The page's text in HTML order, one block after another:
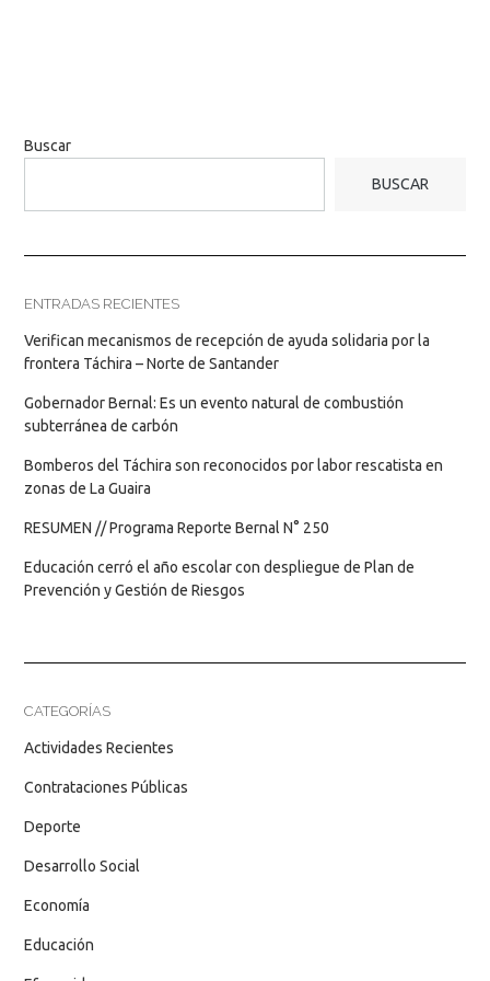
Buscar
BUSCAR
ENTRADAS RECIENTES
Verifican mecanismos de recepción de ayuda solidaria por la
frontera Táchira – Norte de Santander
Gobernador Bernal: Es un evento natural de combustión
subterránea de carbón
Bomberos del Táchira son reconocidos por labor rescatista en
zonas de La Guaira
RESUMEN // Programa Reporte Bernal N° 250
Educación cerró el año escolar con despliegue de Plan de
Prevención y Gestión de Riesgos
CATEGORÍAS
Actividades Recientes
Contrataciones Públicas
Deporte
Desarrollo Social
Economía
Educación